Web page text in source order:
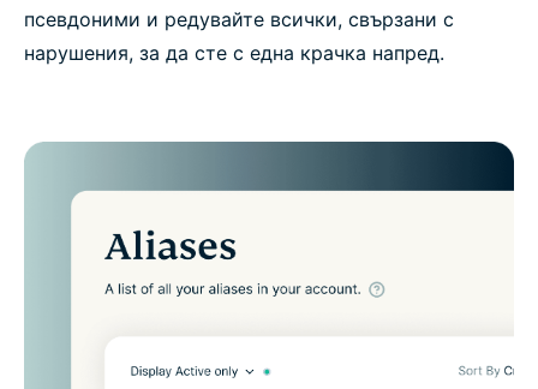
псевдоними и редувайте всички, свързани с
нарушения, за да сте с една крачка напред.